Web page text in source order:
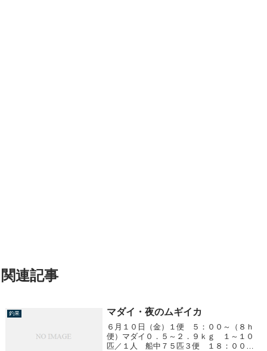
関連記事
釣果 マダイ・夜のムギイカ
６月１０日（金）１便 ５：００～（８ｈ
便）マダイ０．５～２．９ｋｇ １～１０
匹／１人 船中７５匹３便 １８：００